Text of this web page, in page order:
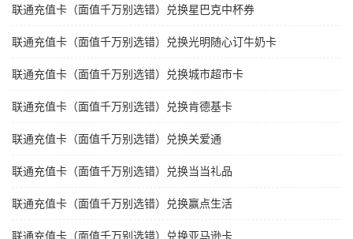
联通充值卡（面值千万别选错）兑换星巴克中杯券
联通充值卡（面值千万别选错）兑换光明随心订牛奶卡
联通充值卡（面值千万别选错）兑换城市超市卡
联通充值卡（面值千万别选错）兑换肯德基卡
联通充值卡（面值千万别选错）兑换关爱通
联通充值卡（面值千万别选错）兑换当当礼品
联通充值卡（面值千万别选错）兑换赢点生活
联通充值卡（面值千万别选错）兑换亚马逊卡